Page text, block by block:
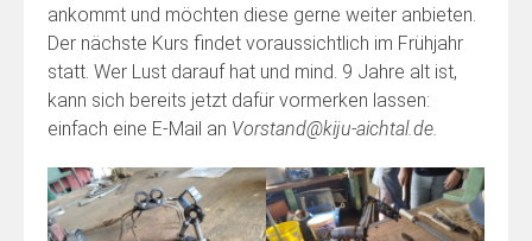
ankommt und möchten diese gerne weiter anbieten.
Der nächste Kurs findet voraussichtlich im Frühjahr
statt. Wer Lust darauf hat und mind. 9 Jahre alt ist,
kann sich bereits jetzt dafür vormerken lassen:
einfach eine E-Mail an Vorstand@kiju-aichtal.de.